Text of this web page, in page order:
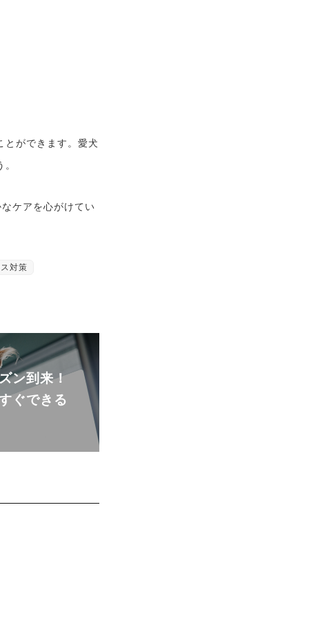
とができます。愛犬
ケアを心がけてい
対策
ン到来！
ぐできる